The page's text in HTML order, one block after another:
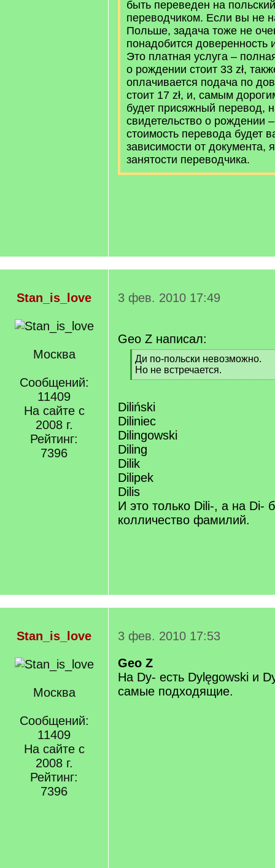
быть переведен на
переводчиком. Если вы не
Польше, задача тоже не
понадобится доверенность
Это платная услуга –
о рождении стоит 33 zł,
оплачивается подача по
стоит 17 zł, и, самым
будет присяжный перевод,
свидетельство о рождении
стоимость перевода будет
зависимости от документа,
занятости переводчика.
Stan_is_love
Москва
Сообщений:
11409
На сайте с
2008 г.
Рейтинг:
7396
3 фев. 2010 17:49
Geo Z написал:
[
q
]
Ди по-польски невозможно.
Но не встречается.
[
q
]
Diliński
Diliniec
Dilingowski
Diling
Dilik
Dilipek
Dilis
И это только Dili-, а на Di-
колличество фамилий.
Stan_is_love
Москва
Сообщений:
11409
На сайте с
2008 г.
Рейтинг:
7396
3 фев. 2010 17:53
Geo Z
На Dy- есть Dylęgowski и
самые подходящие.